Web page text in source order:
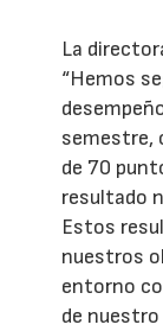
La
“Hemos
semestre,
de 70
resultado
Estos
nuestros
entorno
de